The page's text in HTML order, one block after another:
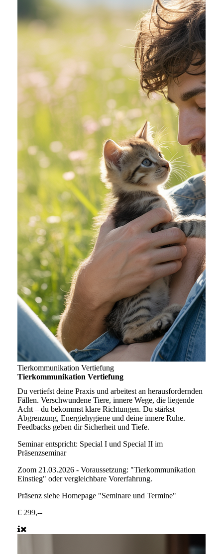
Tierkommunikation Vertiefung
Tierkommunikation Vertiefung
Du vertiefst deine Praxis und arbeitest an herausfordernden
Fällen. Verschwundene Tiere, innere Wege, die liegende
Acht – du bekommst klare Richtungen. Du stärkst
Abgrenzung, Energiehygiene und deine innere Ruhe.
Feedbacks geben dir Sicherheit und Tiefe.
Seminar entspricht: Special I und Special II im
Präsenzseminar
Zoom 21.03.2026 - Voraussetzung: "Tierkommunikation
Einstieg" oder vergleichbare Vorerfahrung.
Präsenz siehe Homepage "Seminare und Termine"
€ 299,--